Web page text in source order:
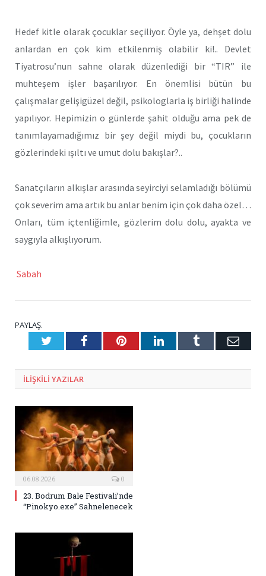
Hedef kitle olarak çocuklar seçiliyor. Öyle ya, dehşet dolu
anlardan en çok kim etkilenmiş olabilir ki!.. Devlet
Tiyatrosu’nun sahne olarak düzenlediği bir “TIR” ile
muhteşem işler başarılıyor. En önemlisi bütün bu
çalışmalar gelişigüzel değil, psikologlarla iş birliği halinde
yapılıyor. Hepimizin o günlerde şahit olduğu ama pek de
tanımlayamadığımız bir şey değil miydi bu, çocukların
gözlerindeki ışıltı ve umut dolu bakışlar?..
Sanatçıların alkışlar arasında seyirciyi selamladığı bölümü
çok severim ama artık bu anlar benim için çok daha özel…
Onları, tüm içtenliğimle, gözlerim dolu dolu, ayakta ve
saygıyla alkışlıyorum.
Sabah
PAYLAŞ.
TwitterFacebookPinterestLinkedInTumblr E-
ILIŞKILI YAZILAR
06.08.2026 0
23. Bodrum Bale Festivali’nde
“Pinokyo.exe” Sahnelenecek